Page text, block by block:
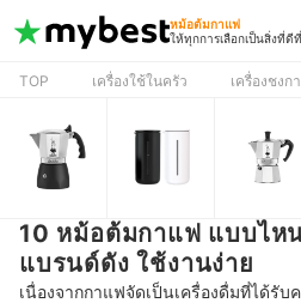
หม้อต้มกาแฟ
ให้ทุกการเลือกเป็นสิ่งที่ดี
TOP เครื่องใช้ในครัว เครื่องชง
10 หม้อต้มกาแฟ แบบไห
แบรนด์ดัง ใช้งานง่าย
เนื่องจากกาแฟจัดเป็นเครื่องดื่มที่ได้รั